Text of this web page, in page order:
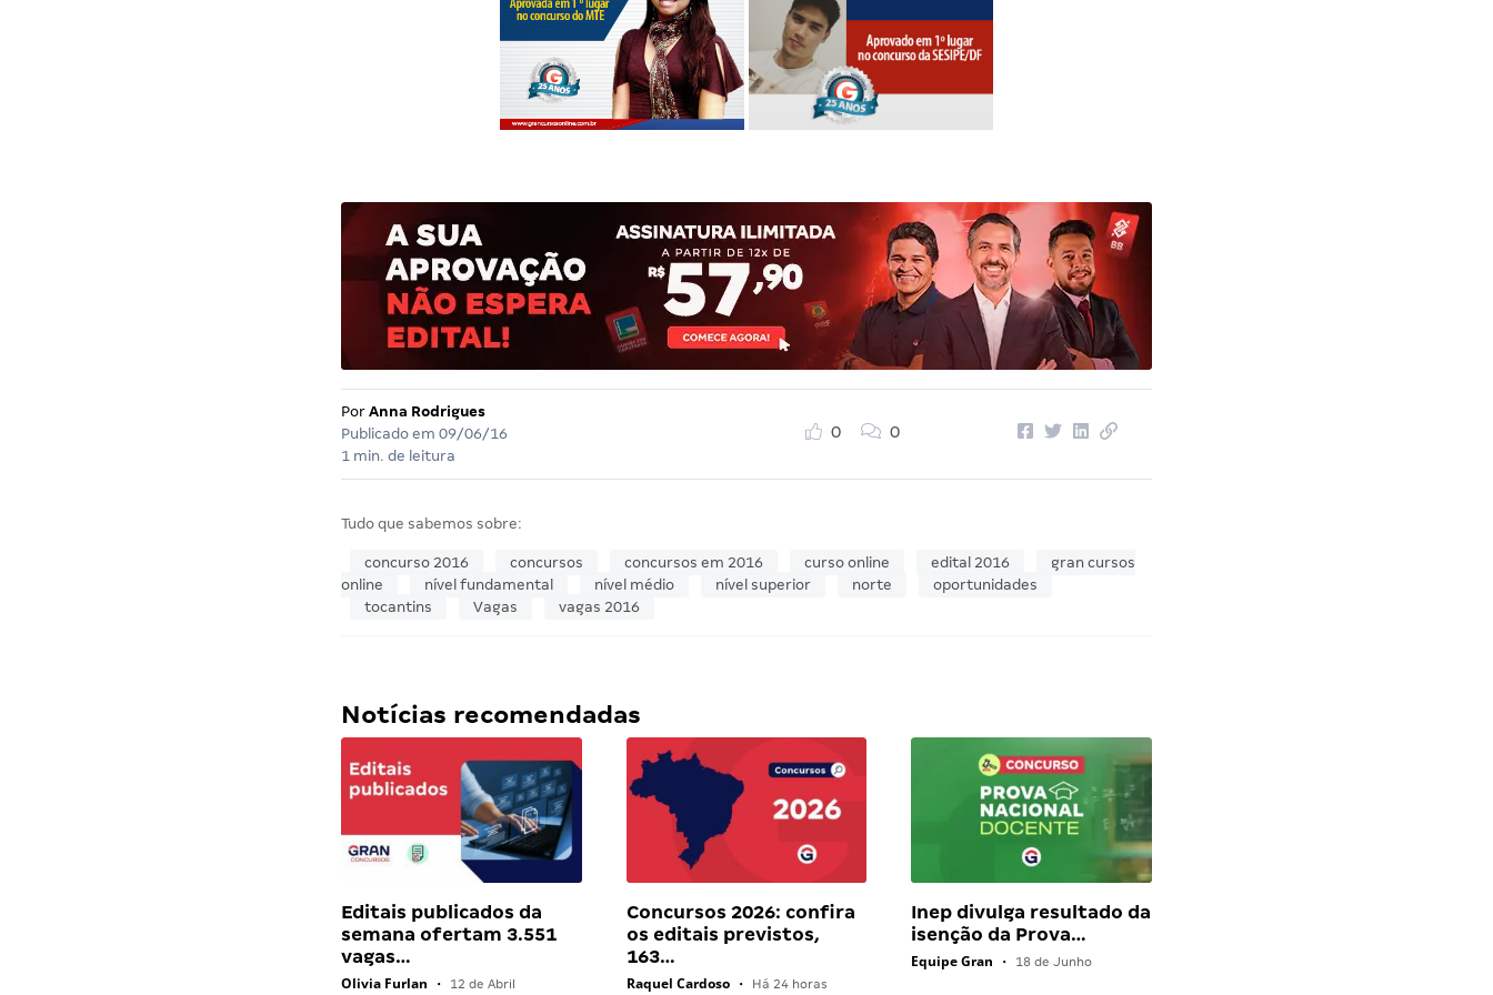
Por Anna Rodrigues
Publicado em 09/06/16
1 min. de leitura
0 0
Tudo que sabemos sobre:
concurso 2016 concursos concursos em 2016 curso online edital 2016
gran cursos
online
nível fundamental nível médio nível superior norte
oportunidades
tocantins
Vagas vagas 2016
Notícias recomendadas
Editais publicados da
semana ofertam 3.551
vagas…
Olivia Furlan • 12 de Abril
Concursos 2026: confira
os editais previstos,
163…
Raquel Cardoso • Há 24 horas
Inep divulga resultado da
isenção da Prova…
Equipe Gran • 18 de Junho